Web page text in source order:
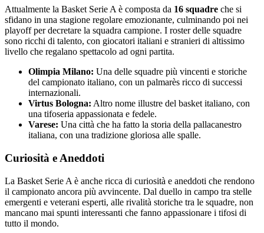
Attualmente la Basket Serie A è composta da 16 squadre che si
sfidano in una stagione regolare emozionante, culminando poi nei
playoff per decretare la squadra campione. I roster delle squadre
sono ricchi di talento, con giocatori italiani e stranieri di altissimo
livello che regalano spettacolo ad ogni partita.
Olimpia Milano: Una delle squadre più vincenti e storiche
del campionato italiano, con un palmarès ricco di successi
internazionali.
Virtus Bologna: Altro nome illustre del basket italiano, con
una tifoseria appassionata e fedele.
Varese: Una città che ha fatto la storia della pallacanestro
italiana, con una tradizione gloriosa alle spalle.
Curiosità e Aneddoti
La Basket Serie A è anche ricca di curiosità e aneddoti che rendono
il campionato ancora più avvincente. Dal duello in campo tra stelle
emergenti e veterani esperti, alle rivalità storiche tra le squadre, non
mancano mai spunti interessanti che fanno appassionare i tifosi di
tutto il mondo.